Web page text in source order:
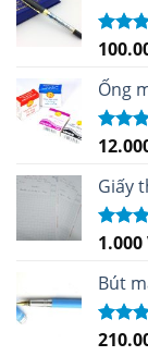
Được
sao
Ống
Được
sao
Giấy
Được
sao
1.000
Bút
Được